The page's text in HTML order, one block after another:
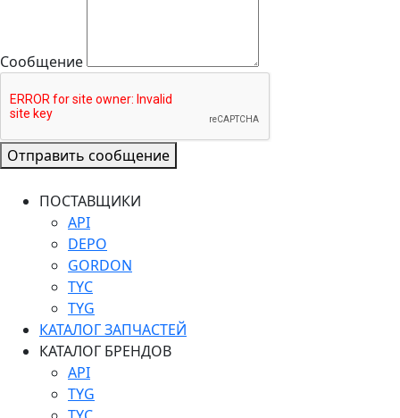
Сообщение
Отправить сообщение
ПОСТАВЩИКИ
API
DEPO
GORDON
TYC
TYG
КАТАЛОГ ЗАПЧАСТЕЙ
КАТАЛОГ БРЕНДОВ
API
TYG